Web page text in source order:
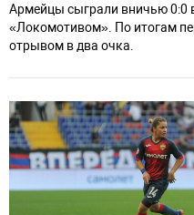
Армейцы сыграли вничью 0:0
«Локомотивом». По итогам
отрывом в два очка.